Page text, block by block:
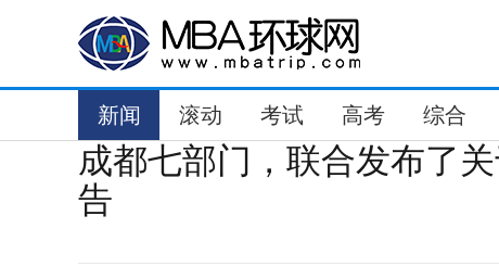
新闻 滚动 考试 高考 综合
成都七部门，联合发布了
告